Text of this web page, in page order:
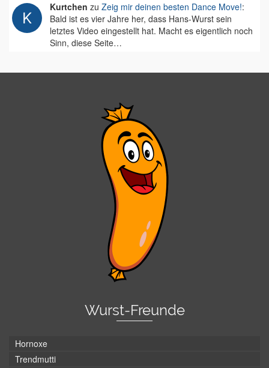
Kurtchen zu Zeig mir deinen besten Dance Move!:
Bald ist es vier Jahre her, dass Hans-Wurst sein
letztes Video eingestellt hat. Macht es eigentlich noch
Sinn, diese Seite…
Wurst-Freunde
Hornoxe
Trendmutti